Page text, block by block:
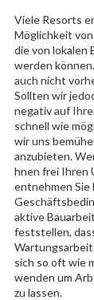
Viele Resorts
Möglichkeit
die von lokalen
werden
auch nicht
Sollten wir
negativ auf
schnell wie
wir uns
anzubieten.
hnen frei Ihren
entnehmen
aktive
feststellen,
sich so oft wie
wenden um
zu lassen.